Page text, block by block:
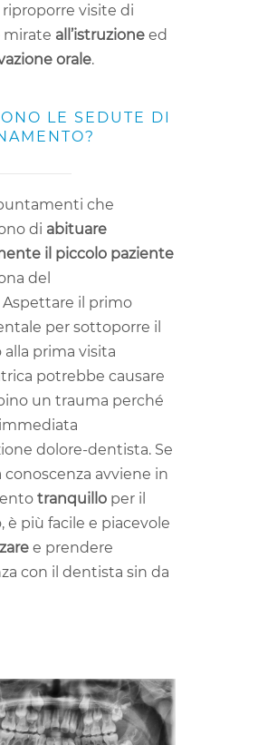
visite di
mirate all’istruzioneed
orale.
LE SEDUTE DI
che
di abituare
il piccolo paziente
del
il primo
per sottoporre il
prima visita
potrebbe causare
un trauma perché
dolore-dentista. Se
conoscenza avviene in
tranquilloper il
è più facile e piacevole
e prendere
con il dentista sin da